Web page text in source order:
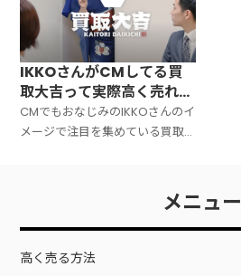
IKKOさんがCMしてる買
取大吉って実際高く売れる
の！？
CMでもおなじみのIKKOさんのイ
メージで注目を集めている買取
になる方も多いのではないでし
ょうか。 ここでは、買取大吉の
特徴やサー
メニュー
高く売る方法